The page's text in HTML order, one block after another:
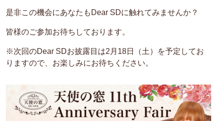
是非この機会にあなたもDear SDに触れてみませんか？
皆様のご参加お待ちしております。
※次回のDear SDお披露目は2月18日（土）を予定してお
りますので、お楽しみにお待ちください。